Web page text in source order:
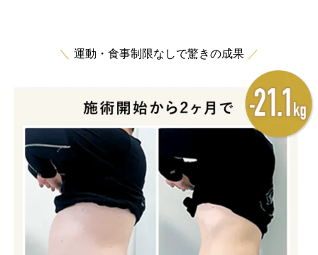
運動・食事制限なしで驚きの成果